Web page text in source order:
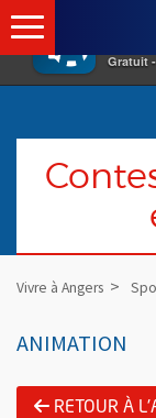
×
Gratuit
Vivre à Angers
ANIMATION
RETOUR À